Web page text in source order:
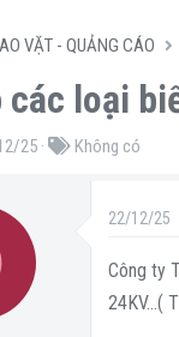
VẶT - QUẢNG CÁO
các loại
25
T
Không có
22/12/25
Công ty
24KV…(